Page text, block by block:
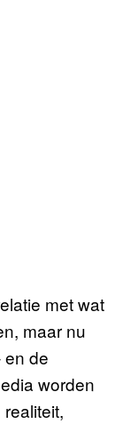
met wat
maar nu
en de
worden